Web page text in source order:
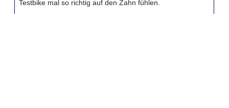
Testbike mal so richtig auf den Zahn fühlen.